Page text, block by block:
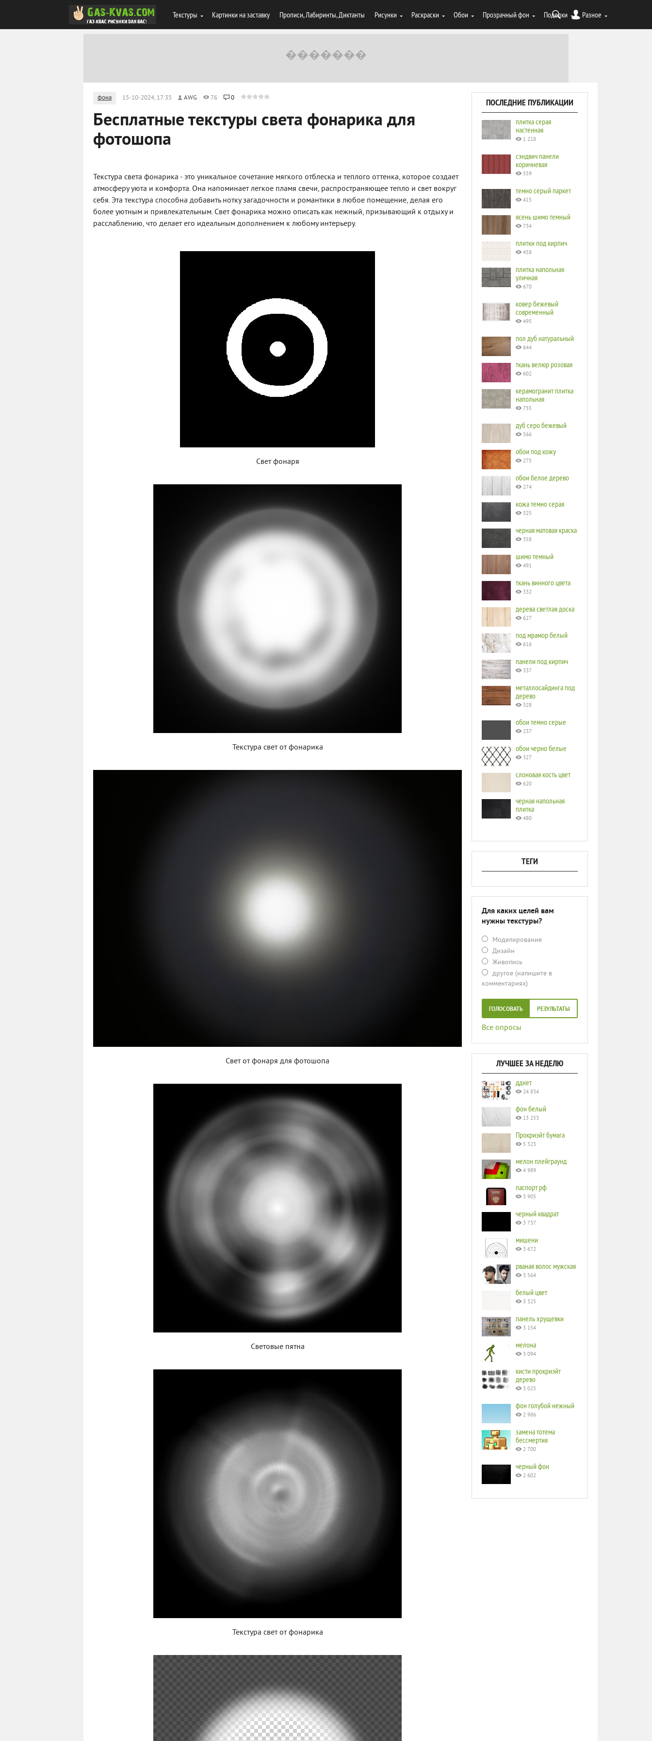
Текстуры Картинки на заставку Прописи, Лабиринты, Диктанты Рисунки Раскраски Обои Прозрачный фон Поделки Разное
фона 15-10-2024, 17:35 AWG 76 0
Бесплатные текстуры света фонарика для
фотошопа
Текстура света фонарика - это уникальное сочетание мягкого отблеска и теплого оттенка, которое создает
атмосферу уюта и комфорта. Она напоминает легкое пламя свечи, распространяющее тепло и свет вокруг
себя. Эта текстура способна добавить нотку загадочности и романтики в любое помещение, делая его
более уютным и привлекательным. Свет фонарика можно описать как нежный, призывающий к отдыху и
расслаблению, что делает его идеальным дополнением к любому интерьеру.
Свет фонаря
Текстура свет от фонарика
Свет от фонаря для фотошопа
Световые пятна
Текстура свет от фонарика
ПОСЛЕДНИЕ ПУБЛИКАЦИИ
плитка серая
настенная
1 218
сэндвич панели
коричневая
559
темно серый паркет
415
ясень шимо темный
734
плитки под кирпич
458
плитка напольная
уличная
670
ковер бежевый
современный
495
пол дуб натуральный
644
ткань велюр розовая
602
керамогранит плитка
напольная
755
дуб серо бежевый
566
обои под кожу
275
обои белое дерево
274
кожа темно серая
325
черная матовая краска
358
шимо темный
491
ткань винного цвета
332
дерева светлая доска
627
под мрамор белый
616
панели под кирпич
337
металлосайдинга под
дерево
328
обои темно серые
237
обои черно белые
327
слоновая кость цвет
620
черная напольная
плитка
480
ТЕГИ
Для каких целей вам
нужны текстуры?
Моделирование
Дизайн
Живопись
другое (напишите в
комментариях)
ГОЛОСОВАТЬ РЕЗУЛЬТАТЫ
Все опросы
ЛУЧШЕЕ ЗА НЕДЕЛЮ
дднет
24 834
фон белый
13 253
Прокриэйт бумага
5 323
мелон плейграунд
4 989
паспорт рф
3 905
черный квадрат
3 737
мишени
3 672
рваная волос мужская
3 564
белый цвет
3 325
панель хрущевки
3 154
мелона
3 094
кисти прокриэйт
дерево
3 025
фон голубой нежный
2 986
замена тотема
бессмертия
2 700
черный фон
2 602